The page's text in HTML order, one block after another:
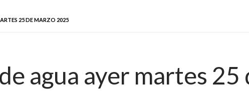
25 DE MARZO 2025
agua ayer martes